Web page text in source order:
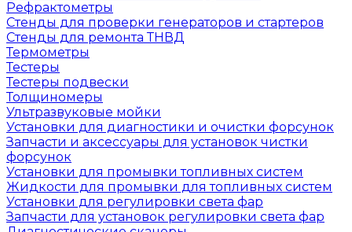
Рефрактометры
Стенды для проверки генераторов и стартеров
Стенды для ремонта ТНВД
Термометры
Тестеры
Тестеры подвески
Толщиномеры
Ультразвуковые мойки
Установки для диагностики и очистки форсунок
Запчасти и аксессуары для установок чистки
форсунок
Установки для промывки топливных систем
Жидкости для промывки для топливных систем
Установки для регулировки света фар
Запчасти для установок регулировки света фар